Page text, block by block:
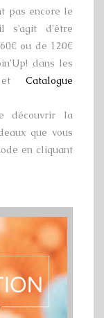
pas encore le
d’être
ou de 120€
dans les
Catalogue
découvrir la
que vous
en cliquant